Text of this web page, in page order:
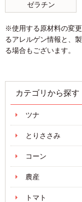
ゼラチン
※使用する原材料の変
るアレルゲン情報と、
る場合もございます。
カテゴリから探す
ツナ
とりささみ
コーン
農産
トマト